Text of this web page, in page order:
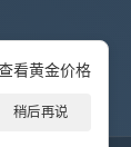
看黄金价格
稍后再说